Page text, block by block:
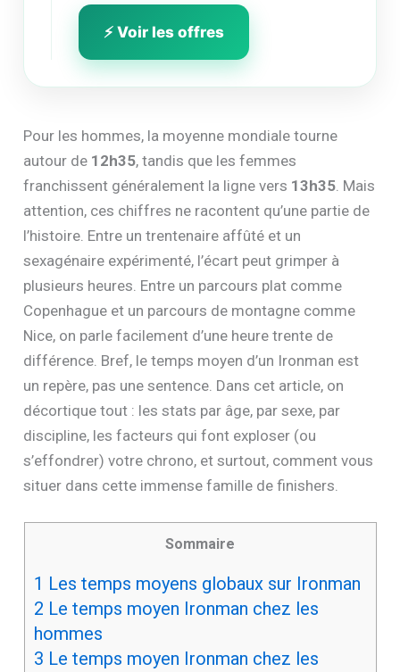
⚡ Voir les offres
Pour les hommes, la moyenne mondiale tourne
autour de 12h35, tandis que les femmes
franchissent généralement la ligne vers 13h35. Mais
attention, ces chiffres ne racontent qu’une partie de
l’histoire. Entre un trentenaire affûté et un
sexagénaire expérimenté, l’écart peut grimper à
plusieurs heures. Entre un parcours plat comme
Copenhague et un parcours de montagne comme
Nice, on parle facilement d’une heure trente de
différence. Bref, le temps moyen d’un Ironman est
un repère, pas une sentence. Dans cet article, on
décortique tout : les stats par âge, par sexe, par
discipline, les facteurs qui font exploser (ou
s’effondrer) votre chrono, et surtout, comment vous
situer dans cette immense famille de finishers.
Sommaire
1 Les temps moyens globaux sur Ironman
2 Le temps moyen Ironman chez les
hommes
3 Le temps moyen Ironman chez les